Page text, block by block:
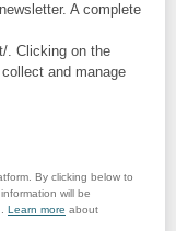
A complete
. Clicking on the
and manage
By clicking below to
will be
Learn more about